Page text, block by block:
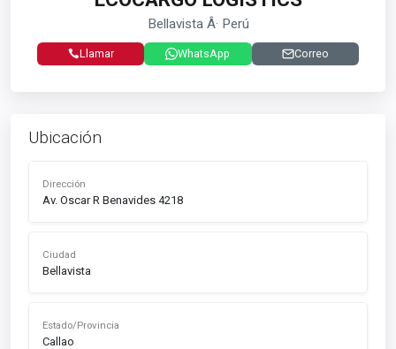
Bellavista Â· Perú
Llamar WhatsApp Correo
Ubicación
Dirección
Av. Oscar R Benavides 4218
Ciudad
Bellavista
Estado/Provincia
Callao